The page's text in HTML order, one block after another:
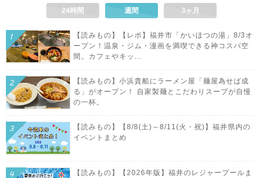
24時間 週間 3ヶ月
【読みもの】【レポ】福井市「かいほつの湯」8/3オ
ープン！温泉・ジム・漫画を満喫できる神コスパ空
間。カフェやキッ...
【読みもの】小浜貴船にラーメン屋「麺屋為せば成
る」がオープン！ 自家製麺とこだわりスープが自慢
の一杯。
【読みもの】【8/8(土)～8/11(火・祝)】福井県内の
イベントまとめ
【読みもの】【2026年版】福井のレジャープールま